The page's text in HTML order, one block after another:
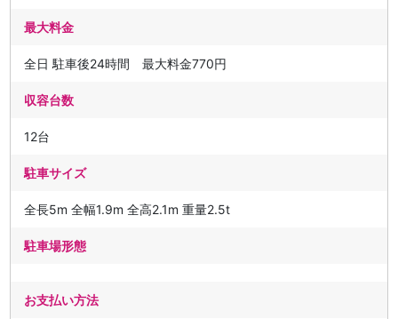
最大料金
全日 駐車後24時間 最大料金770円
収容台数
12台
駐車サイズ
全長5m 全幅1.9m 全高2.1m 重量2.5t
駐車場形態
お支払い方法